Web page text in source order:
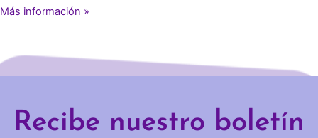
Más información »
Recibe nuestro boletín